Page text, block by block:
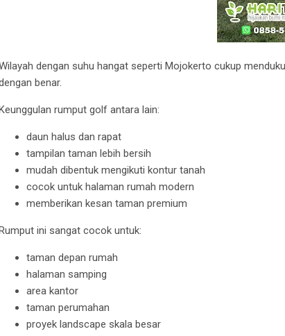
dengan suhu hangat seperti Mojokerto cukup
benar.
rumput golf antara lain:
daun halus dan rapat
tampilan taman lebih bersih
mudah dibentuk mengikuti kontur tanah
cocok untuk halaman rumah modern
memberikan kesan taman premium
ini sangat cocok untuk:
taman depan rumah
halaman samping
area kantor
taman perumahan
proyek landscape skala besar